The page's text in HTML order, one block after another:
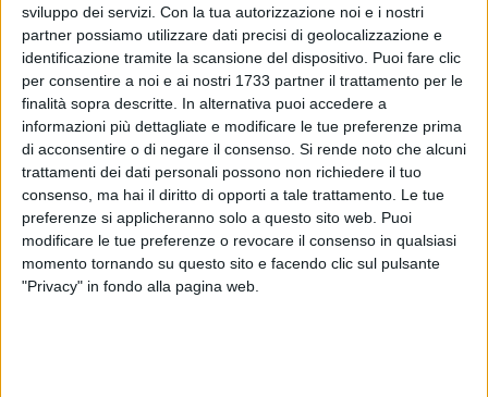
sviluppo dei servizi. Con la tua autorizzazione noi e i nostri
partner possiamo utilizzare dati precisi di geolocalizzazione e
identificazione tramite la scansione del dispositivo. Puoi fare clic
per consentire a noi e ai nostri 1733 partner il trattamento per le
finalità sopra descritte. In alternativa puoi accedere a
informazioni più dettagliate e modificare le tue preferenze prima
di acconsentire o di negare il consenso. Si rende noto che alcuni
trattamenti dei dati personali possono non richiedere il tuo
consenso, ma hai il diritto di opporti a tale trattamento. Le tue
preferenze si applicheranno solo a questo sito web. Puoi
modificare le tue preferenze o revocare il consenso in qualsiasi
momento tornando su questo sito e facendo clic sul pulsante
"Privacy" in fondo alla pagina web.
Raduno di Ferrari a Matera